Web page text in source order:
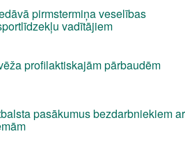
pirmstermiņa veselības
vadītājiem
profilaktiskajām pārbaudēm
pasākumus bezdarbniekiem ar